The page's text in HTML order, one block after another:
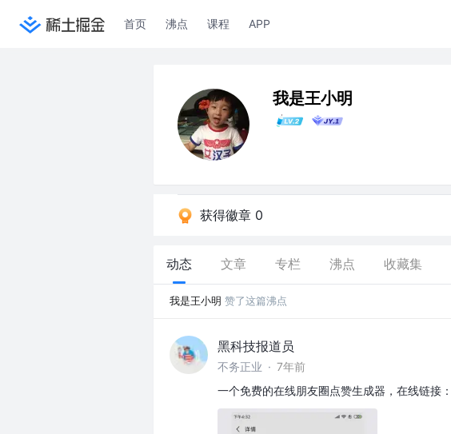
首页 沸点 课程 APP
我是王小明
获得徽章 0
动态 文章 专栏 沸点 收藏集
我是王小明 赞了这篇沸点
黑科技报道员
不务正业 · 7年前
一个免费的在线朋友圈点赞生成器，在线链接：